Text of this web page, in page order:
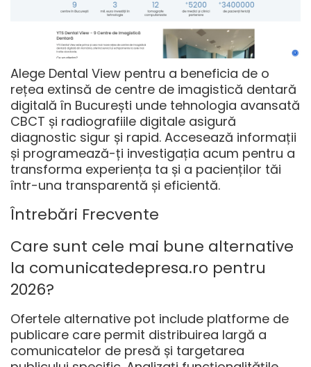
Alege Dental View pentru a beneficia de o
rețea extinsă de centre de imagistică dentară
digitală în București unde tehnologia avansată
CBCT și radiografiile digitale asigură
diagnostic sigur și rapid. Accesează informații
și programează-ți investigația acum pentru a
transforma experiența ta și a pacienților tăi
într-una transparentă și eficientă.
Întrebări Frecvente
Care sunt cele mai bune alternative
la comunicatedepresa.ro pentru
2026?
Ofertele alternative pot include platforme de
publicare care permit distribuirea largă a
comunicatelor de presă și targetarea